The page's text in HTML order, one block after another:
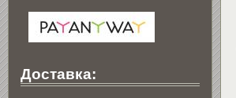
Доставка: